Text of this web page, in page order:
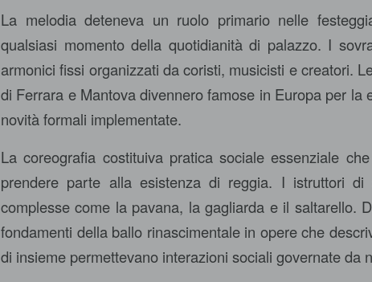
La melodia deteneva un ruolo primario nelle
qualsiasi momento della quotidianità di palazzo. I
armonici fissi organizzati da coristi, musicisti e creatori.
di Ferrara e Mantova divennero famose in Europa per la
novità formali implementate.
La coreografia costituiva pratica sociale essenziale
prendere parte alla esistenza di reggia. I istruttori di
complesse come la pavana, la gagliarda e il saltarello.
fondamenti della ballo rinascimentale in opere che
di insieme permettevano interazioni sociali governate da